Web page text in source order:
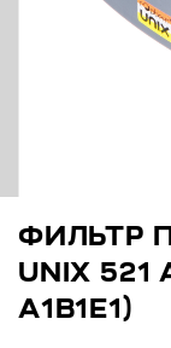
ФИЛЬТР
UNIX 521
А1B1E1)